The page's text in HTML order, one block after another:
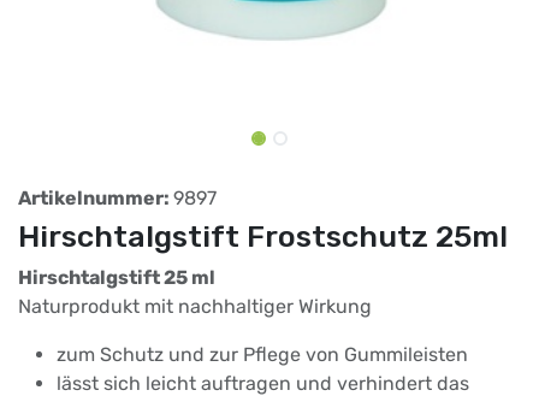
Artikelnummer: 9897
Hirschtalgstift Frostschutz 25ml
Hirschtalgstift 25 ml
Naturprodukt mit nachhaltiger Wirkung
zum Schutz und zur Pflege von Gummileisten
lässt sich leicht auftragen und verhindert das